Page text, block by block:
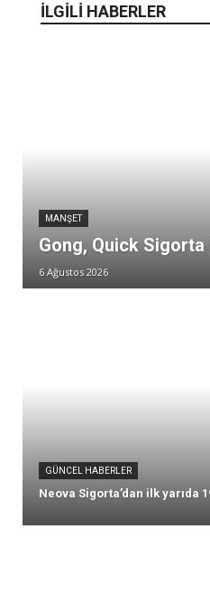
İLGİLİ HABERLER
MANŞET
Gong, Quick Sigorta
6 Ağustos 2026
GÜNCEL HABERLER
Neova Sigorta’dan ilk yarıda